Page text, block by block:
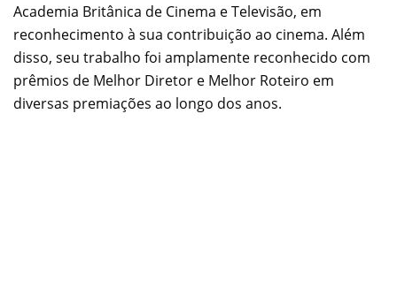
Academia Britânica de Cinema e Televisão, em
reconhecimento à sua contribuição ao cinema. Além
disso, seu trabalho foi amplamente reconhecido com
prêmios de Melhor Diretor e Melhor Roteiro em
diversas premiações ao longo dos anos.